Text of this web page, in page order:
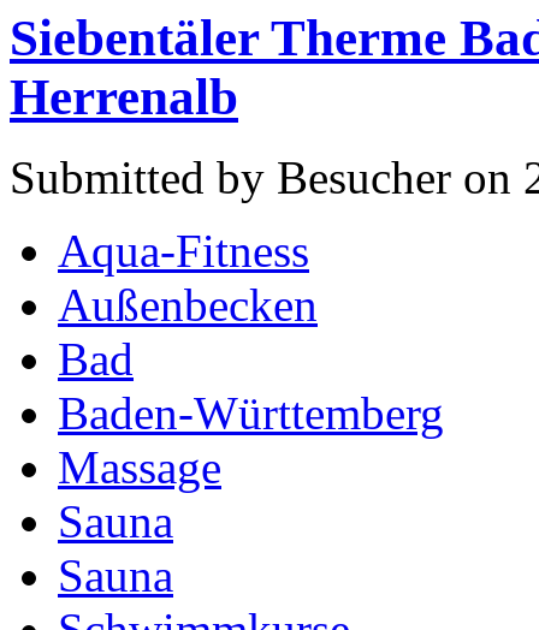
Siebentäler Therme
Herrenalb
Submitted by Besucher on
Aqua-Fitness
Außenbecken
Bad
Baden-Württemberg
Massage
Sauna
Sauna